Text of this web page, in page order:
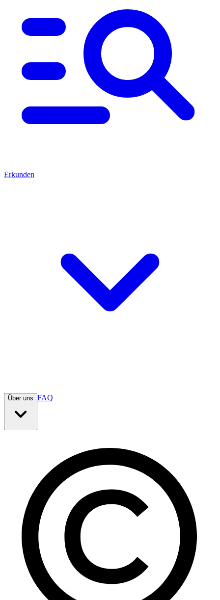
Erkunden
Über uns FAQ